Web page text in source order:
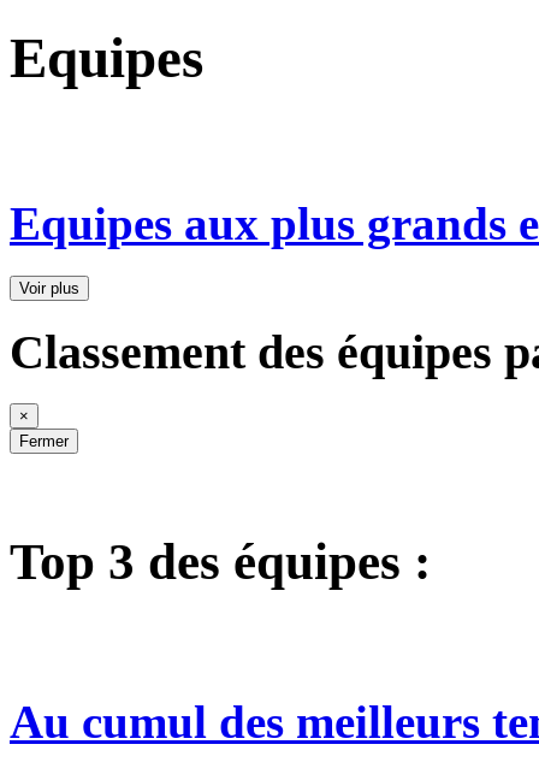
Equipes
Equipes aux plus grands
Voir plus
Classement des équipes
×
Fermer
Top 3 des équipes :
Au cumul des meilleurs